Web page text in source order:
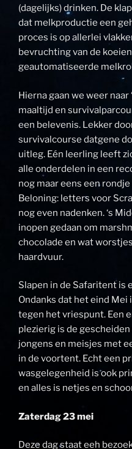
(dagelijks) drinken. De
dat melkproductie een
proces is op allerlei
bevruchting van de
geautomatiseerde
Hierna gaan we weer
maaltijd en
een belevenis. Lekker
survivalcourse datgene
uitleg. Eén leerling leeft
alle onderdelen in een
nog maar eens een
Beloning: letters voor
nog even nadenken. ‘s
inopen gedaan om
chocolade en wat
haardvuur.
Slapen in de Safaritent is
Ondanks dat het eind
tegen het vriespunt. Een
plezierig is de
jongens en meisjes met
in de voortent. Echt een
wasgelegenheid is ook
en alles is netjes en
Zaterdag 23 mei
Deze dag staat eeh